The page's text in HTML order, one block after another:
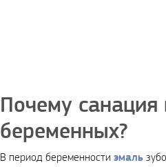
Почему санация
беременных?
В период беременности эмаль